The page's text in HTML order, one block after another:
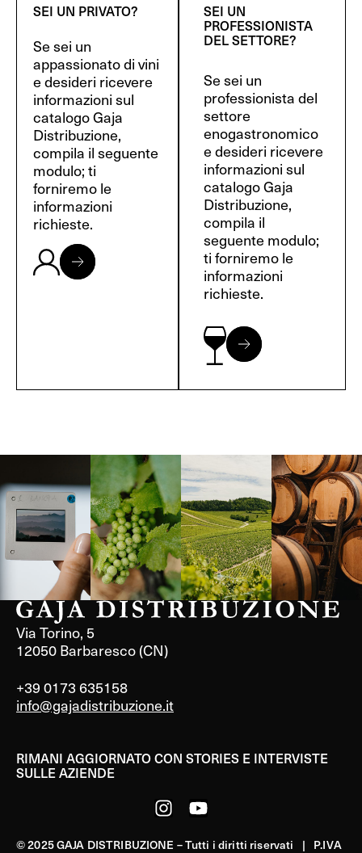
SEI UN PRIVATO?
Se sei un
appassionato di vini
e desideri ricevere
informazioni sul
catalogo Gaja
Distribuzione,
compila il seguente
modulo; ti
forniremo le
informazioni
richieste.
SEI UN
PROFESSIONISTA
DEL SETTORE?
Se sei un
professionista del
settore
enogastronomico
e desideri ricevere
informazioni sul
catalogo Gaja
Distribuzione,
compila il
seguente modulo;
ti forniremo le
informazioni
richieste.
Langa, 1977 Borgogna,
Francia
Borgogna,
Francia
Instagram
Via Torino, 5
12050 Barbaresco (CN)
+39 0173 635158
info@gajadistribuzione.it
RIMANI AGGIORNATO CON STORIES E INTERVISTE
SULLE AZIENDE
© 2025 GAJA DISTRIBUZIONE – Tutti i diritti riservati | P.IVA